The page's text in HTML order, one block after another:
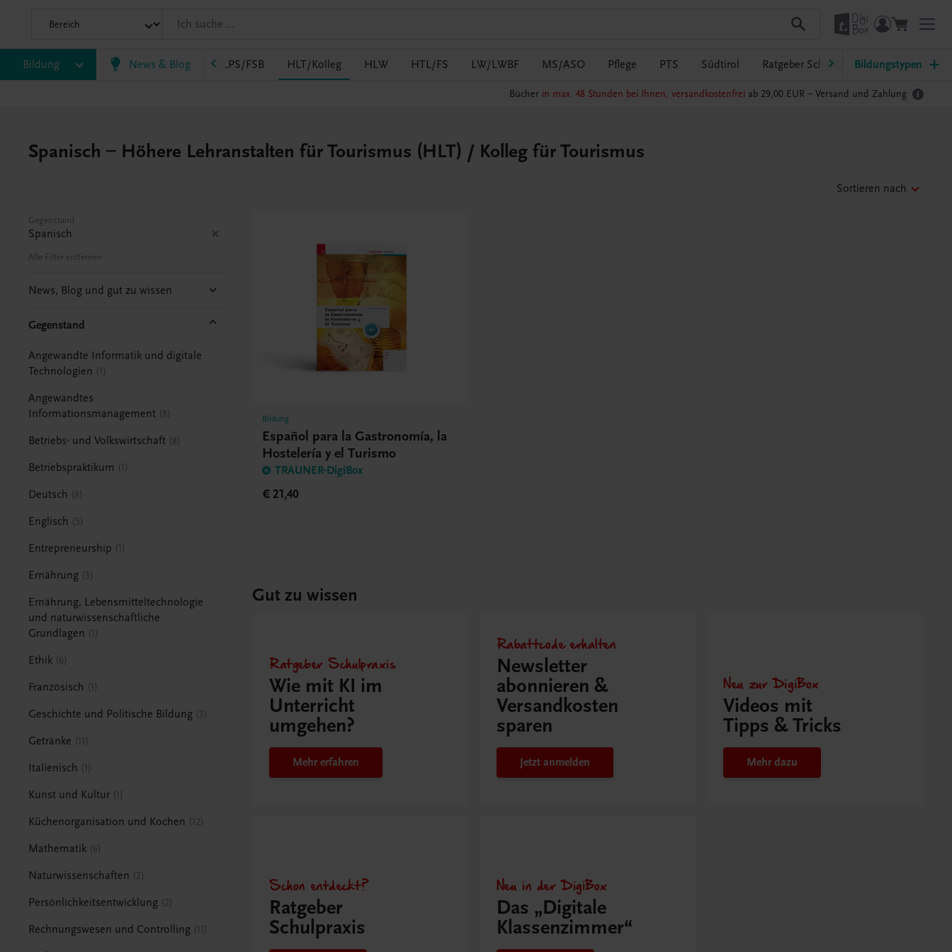
Bildung News & Blog
HAS HF/TFS HLM/HLK HLPS/FSB HLT/Kolleg HLW HTL/FS LW/LWBF MS/ASO Pflege PTS Südtirol Ratgeber Schulpraxis TRAUNER-
Bildungstypen
Bücher in max. 48 Stunden bei Ihnen, versandkostenfrei ab 29,00 EUR – Versand und Zahlung
Spanisch – Höhere Lehranstalten für Tourismus (HLT) / Kolleg für Tourismus
Sortieren nach
Gegenstand
Spanisch
Alle Filter entfernen
News, Blog und gut zu wissen
Gegenstand
Angewandte Informatik und digitale
Technologien
1
Angewandtes
Informationsmanagement 8
Betriebs- und Volkswirtschaft 8
Betriebspraktikum 1
Deutsch 8
Englisch 5
Entrepreneurship 1
Ernährung 3
Ernährung, Lebensmitteltechnologie
und naturwissenschaftliche
Grundlagen
1
Ethik 6
Französisch 1
Geschichte und Politische Bildung 3
Getränke 11
Italienisch 1
Kunst und Kultur 1
Küchenorganisation und Kochen 12
Mathematik 6
Naturwissenschaften 2
Persönlichkeitsentwicklung 2
Rechnungswesen und Controlling 11
Bildung
Español para la Gastronomía, la
Hostelería y el Turismo
TRAUNER-DigiBox
€ 21,40
Gut zu wissen
Ratgeber Schulpraxis
Wie mit KI im
Unterricht
umgehen?
Mehr erfahren
Rabattcode erhalten
Newsletter
abonnieren &
Versandkosten
sparen
Jetzt anmelden
Neu zur DigiBox
Videos mit
Tipps & Tricks
Mehr dazu
Schon entdeckt?
Ratgeber
Schulpraxis
Neu in der DigiBox
Das „Digitale
Klassenzimmer“